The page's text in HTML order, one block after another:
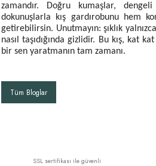
zamandır. Doğru kumaşlar,
dokunuşlarla kış gardırobunu hem
getirebilirsin. Unutmayın: şıklık
nasıl taşıdığında gizlidir. Bu kış, kat
bir sen yaratmanın tam zamanı.
Tüm Bloglar
SSL sertifikası ile güvenli